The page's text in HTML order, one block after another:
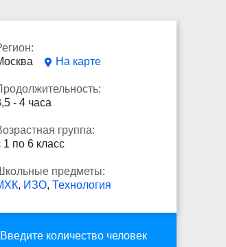
На карте
- 4 часа
группа:
1 по 6 класс
предметы:
, ИЗО, Технология
Введите количество человек